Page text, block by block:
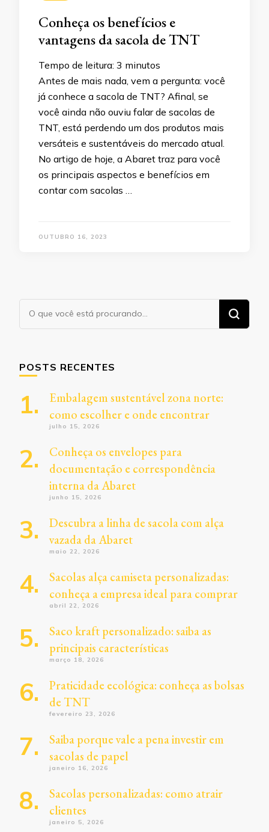
Conheça os benefícios e
vantagens da sacola de TNT
Tempo de leitura: 3 minutos
Antes de mais nada, vem a pergunta: você
já conhece a sacola de TNT? Afinal, se
você ainda não ouviu falar de sacolas de
TNT, está perdendo um dos produtos mais
versáteis e sustentáveis do mercado atual.
No artigo de hoje, a Abaret traz para você
os principais aspectos e benefícios em
contar com sacolas …
OUTUBRO 16, 2023
Procurando
algo?
POSTS RECENTES
Embalagem sustentável zona norte:
como escolher e onde encontrar
julho 15, 2026
Conheça os envelopes para
documentação e correspondência
interna da Abaret
junho 15, 2026
Descubra a linha de sacola com alça
vazada da Abaret
maio 22, 2026
Sacolas alça camiseta personalizadas:
conheça a empresa ideal para comprar
abril 22, 2026
Saco kraft personalizado: saiba as
principais características
março 18, 2026
Praticidade ecológica: conheça as bolsas
de TNT
fevereiro 23, 2026
Saiba porque vale a pena investir em
sacolas de papel
janeiro 16, 2026
Sacolas personalizadas: como atrair
clientes
janeiro 5, 2026